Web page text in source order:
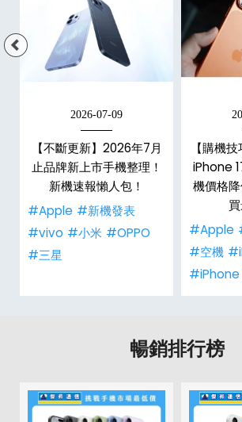
2026-07-09
【不斷更新】2026年7月
止品牌新上市手機整理！
新機速報懶人包！
#Apple #新機發表
#vivo #小米 #OPPO
#三星
【購機
iPhone
機價格
#Apple
#空機
#iPhone
暢銷排行榜